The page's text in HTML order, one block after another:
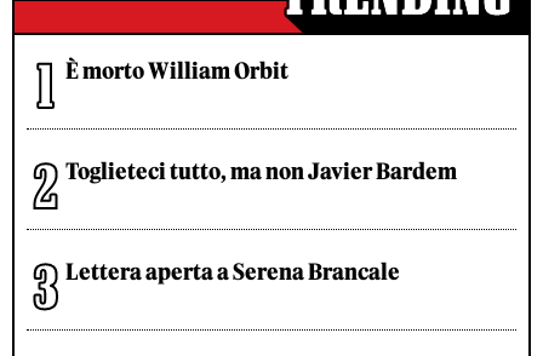
È morto William Orbit
Toglieteci tutto, ma non Javier Bardem
Lettera aperta a Serena Brancale